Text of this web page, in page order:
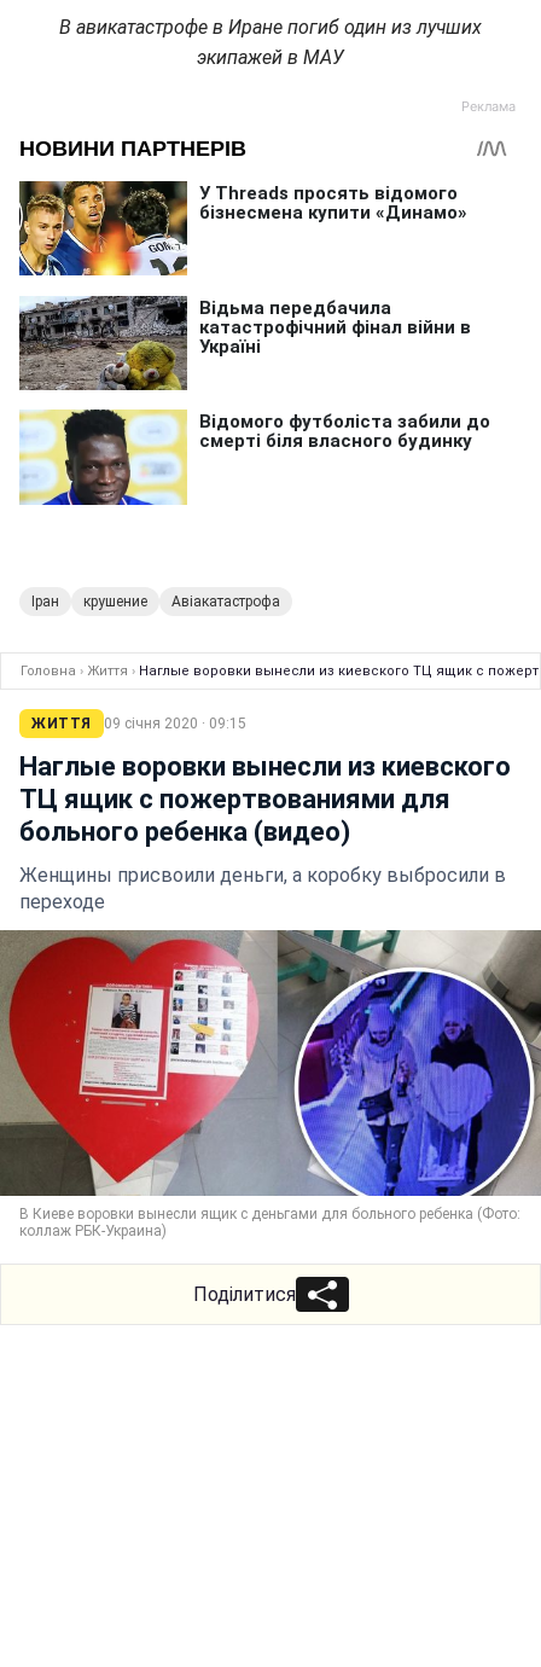
В авикатастрофе в Иране погиб один из лучших
экипажей в МАУ
Іран крушение Авіакатастрофа
Головна › Життя › Наглые воровки вынесли из киевского ТЦ ящик с
ЖИТТЯ 09 січня 2020 · 09:15
Наглые воровки вынесли из киевского
ТЦ ящик с пожертвованиями для
больного ребенка (видео)
Женщины присвоили деньги, а коробку выбросили в
переходе
В Киеве воровки вынесли ящик с деньгами для больного ребенка (Фото:
коллаж РБК-Украина)
Поділитися